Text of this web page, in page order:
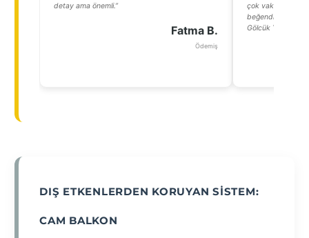
detay ama önemli.”
Fatma B.
Ödemiş
çok vakit
beğendi, onlara
Gölcük Yaylası”
DIŞ ETKENLERDEN KORUYAN SISTEM:
CAM BALKON